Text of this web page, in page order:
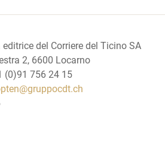
editrice del Corriere del Ticino SA
2, 6600 Locarno
(0)91 756 24 15